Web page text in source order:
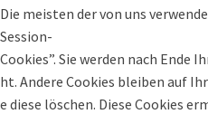
Die meisten der von uns
Session-
Cookies”. Sie werden nach Ende
ht. Andere Cookies bleiben auf
e diese löschen. Diese Cookies